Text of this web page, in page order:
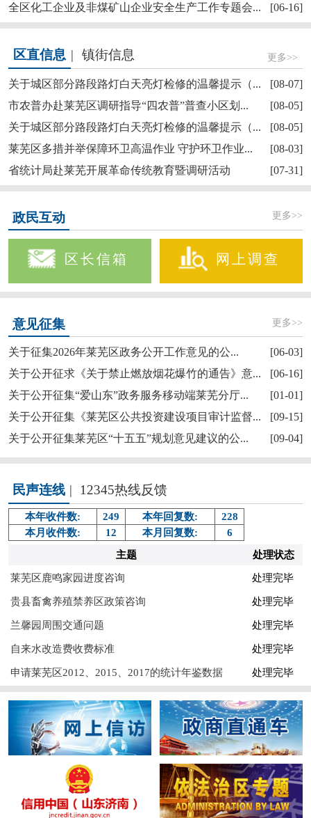
【奋斗赋未莱·访埂记】莱芜区雪野街道大罗圈村...
全区化工企业及非煤矿山企业安全生产工作专题会...
[06-16]
区直信息 | 镇街信息 更多>>
关于城区部分路段路灯白天亮灯检修的温馨提示（...
[08-07]
市农普办赴莱芜区调研指导“四农普”普查小区划...
[08-05]
关于城区部分路段路灯白天亮灯检修的温馨提示（...
[08-05]
莱芜区多措并举保障环卫高温作业 守护环卫作业...
[08-03]
省统计局赴莱芜开展革命传统教育暨调研活动
[07-31]
政民互动 更多>>
区长信箱 网上调查
意见征集 更多>>
关于征集2026年莱芜区政务公开工作意见的公...
[06-03]
关于公开征求《关于禁止燃放烟花爆竹的通告》意...
[06-16]
关于公开征集“爱山东”政务服务移动端莱芜分厅...
[01-01]
关于公开征集《莱芜区公共投资建设项目审计监督...
[09-15]
关于公开征集莱芜区“十五五”规划意见建议的公...
[09-04]
民声连线 | 12345热线反馈